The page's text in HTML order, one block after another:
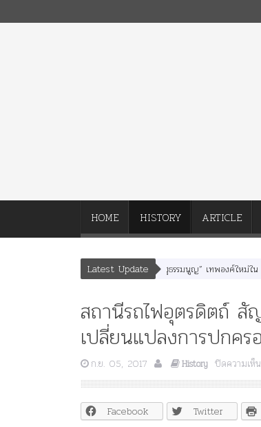
HOME HISTORY ARTICLE
Latest Update
า” “อรุณเทพบุตร” และ “เทพีรัฐธรรมนูญ” เทพองค์ใหม่ใน “ศิลปะคณะรา
สถานีรถไฟอุตรดิตถ์
เปลี่ยนแปลงการปกคร
ก.ย. 05, 2017 History ปิดความเห็น
Facebook Twitter